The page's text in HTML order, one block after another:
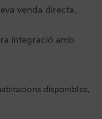
venda directa.
integració amb
disponibles,